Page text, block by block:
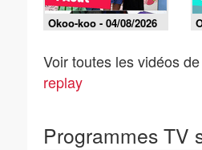
Okoo-koo - 04/08/2026
Voir toutes les vidéos de
replay
Programmes TV